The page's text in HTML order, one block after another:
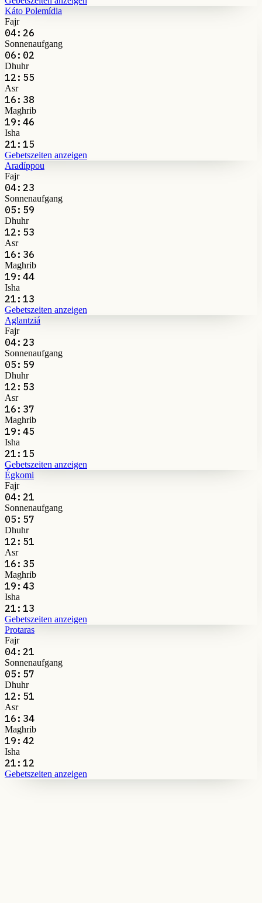
Káto Polemídia
Fajr
04:26
Sonnenaufgang
06:02
Dhuhr
12:55
Asr
16:38
Maghrib
19:46
Isha
21:15
Gebetszeiten anzeigen
Aradíppou
Fajr
04:23
Sonnenaufgang
05:59
Dhuhr
12:53
Asr
16:36
Maghrib
19:44
Isha
21:13
Gebetszeiten anzeigen
Aglantziá
Fajr
04:23
Sonnenaufgang
05:59
Dhuhr
12:53
Asr
16:37
Maghrib
19:45
Isha
21:15
Gebetszeiten anzeigen
Égkomi
Fajr
04:21
Sonnenaufgang
05:57
Dhuhr
12:51
Asr
16:35
Maghrib
19:43
Isha
21:13
Gebetszeiten anzeigen
Protaras
Fajr
04:21
Sonnenaufgang
05:57
Dhuhr
12:51
Asr
16:34
Maghrib
19:42
Isha
21:12
Gebetszeiten anzeigen